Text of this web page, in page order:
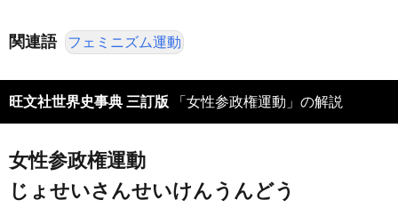
関連語 フェミニズム運動
旺文社世界史事典 三訂版 「女性参政権運動」の解説
女性参政権運動
じょせいさんせいけんうんどう